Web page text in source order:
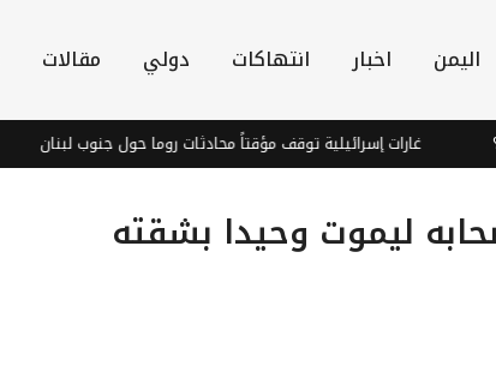
اليمن اخبار انتهاكات دولي مقالات
غارات إسرائيلية توقف مؤقتاً محادثات روما حول جنوب لبنان
ليموت وحيدا بشقته